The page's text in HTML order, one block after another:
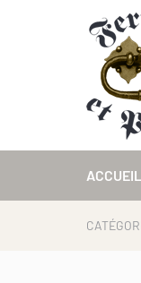
ACCUEIL
Panneau de gestion